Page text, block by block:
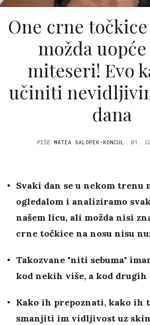
One crne
možda
miteseri! Evo
učiniti
dana
PIŠE MATEA SALOPEK-KONCUL 01.
Svaki dan se u nekom trenu
ogledalom i analiziramo
našem licu, ali možda nisi
crne točkice na nosu nisu
Takozvane "niti sebuma"
kod nekih više, a kod
Kako ih prepoznati, kako
smanjiti im vidljivost uz